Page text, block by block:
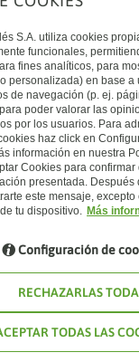
Inglés
interés
Corte inglés
S.A. utiliza cookies
funcionales,
fines analíticos, para
personalizada) en base a
de navegación (p. ej.
poder valorar las
por los usuarios. Para
haz click en
información en nuestra
Cookies para
presentada. Después
este mensaje,
tu dispositivo. Más
Configuración de
RECHAZARLAS
TODAS LAS